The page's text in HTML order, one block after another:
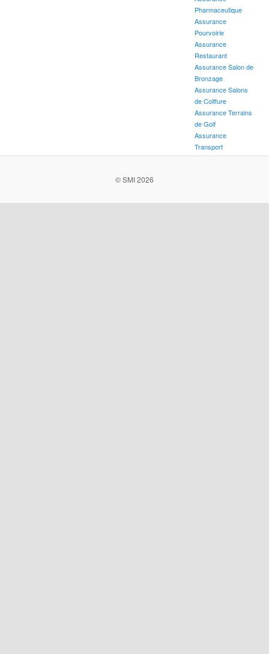
Pharmaceutique
Assurance
Pourvoirie
Assurance
Restaurant
Assurance Salon de
Bronzage
Assurance Salons
de Coiffure
Assurance Terrains
de Golf
Assurance
Transport
© SMI 2026